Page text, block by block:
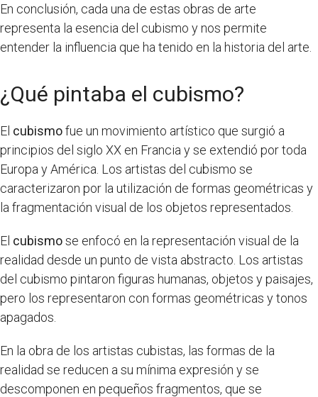
En conclusión, cada una de estas obras de arte
representa la esencia del cubismo y nos permite
entender la influencia que ha tenido en la historia del arte.
¿Qué pintaba el cubismo?
El cubismofue un movimiento artístico que surgió a
principios del siglo XX en Francia y se extendió por toda
Europa y América. Los artistas del cubismo se
caracterizaron por la utilización de formas geométricas y
la fragmentación visual de los objetos representados.
El cubismose enfocó en la representación visual de la
realidad desde un punto de vista abstracto. Los artistas
del cubismo pintaron figuras humanas, objetos y paisajes,
pero los representaron con formas geométricas y tonos
apagados.
En la obra de los artistas cubistas, las formas de la
realidad se reducen a su mínima expresión y se
descomponen en pequeños fragmentos, que se